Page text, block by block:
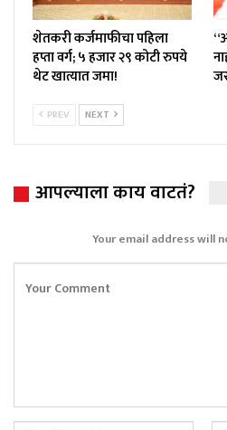
शेतकरी कर्जमाफीचा पहिला
हप्ता वर्ग; ५ हजार २९ कोटी रुपये
थेट खात्यात जमा!
PREV NEXT
आपल्याला काय वाटतं?
Your email address will